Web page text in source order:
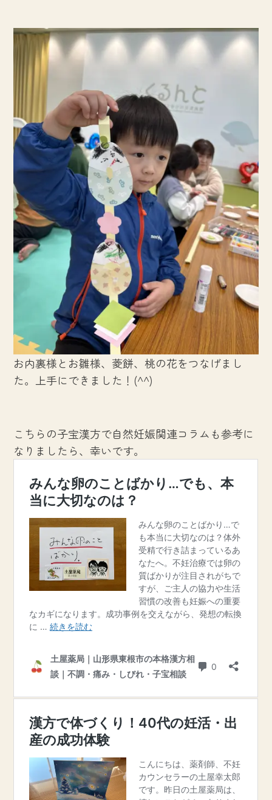
お内裏様とお雛様、菱餅、桃の花をつなげまし
た。上手にできました！(^^)
こちらの子宝漢方で自然妊娠関連コラムも参考に
なりましたら、幸いです。